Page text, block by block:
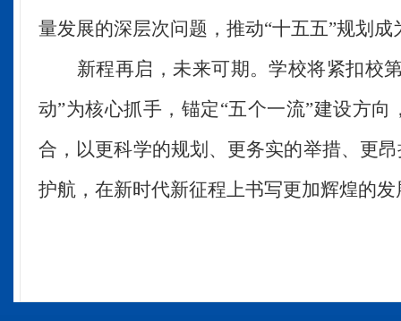
量发展的深层次问题，推动“十五五”规划
新程再启，未来可期。学校将紧扣校
动”为核心抓手，锚定“五个一流”建设方
合，以更科学的规划、更务实的举措、更
护航 ，在新时代新征程上书写更加辉煌的